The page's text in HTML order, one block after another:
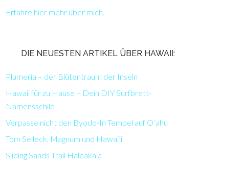
Erfahre hier mehr über mich.
DIE NEUESTEN ARTIKEL ÜBER HAWAII:
Plumeria – der Blütentraum der Inseln
Hawaii für zu Hause – Dein DIY Surfbrett-
Namensschild
Verpasse nicht den Byodo-In Tempel auf O’ahu
Tom Selleck, Magnum und Hawai’i
Sliding Sands Trail Haleakala